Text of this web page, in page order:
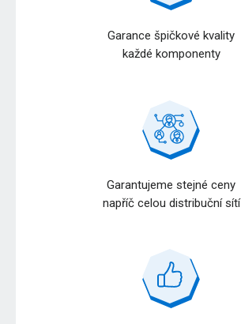
Garance špičkové kvality
každé komponenty
Garantujeme stejné ceny
napříč celou distribuční sítí